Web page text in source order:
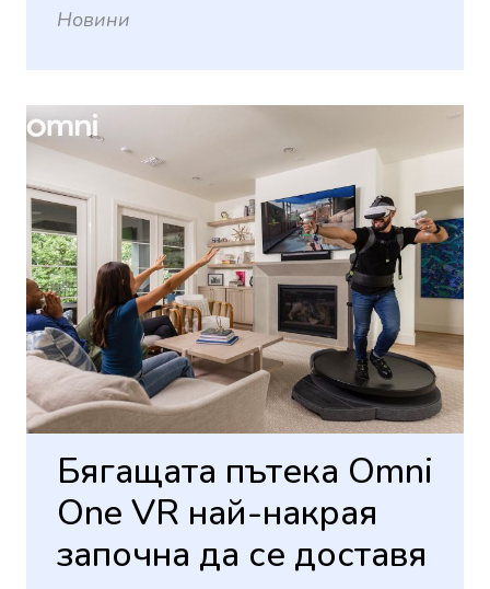
Новини
Бягащата пътека Omni
One VR най-накрая
започна да се доставя